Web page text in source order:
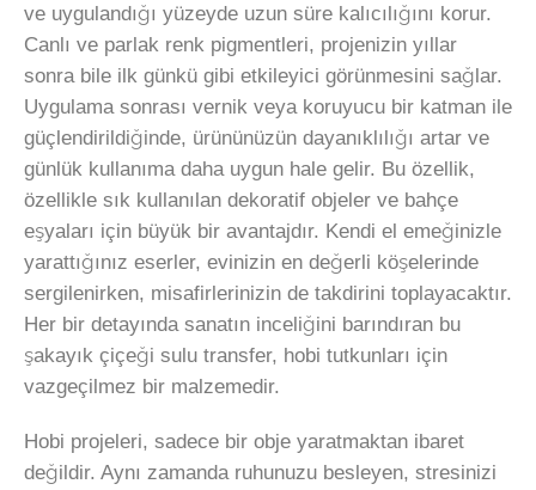
ve uygulandığı yüzeyde uzun süre kalıcılığını korur.
Canlı ve parlak renk pigmentleri, projenizin yıllar
sonra bile ilk günkü gibi etkileyici görünmesini sağlar.
Uygulama sonrası vernik veya koruyucu bir katman ile
güçlendirildiğinde, ürününüzün dayanıklılığı artar ve
günlük kullanıma daha uygun hale gelir. Bu özellik,
özellikle sık kullanılan dekoratif objeler ve bahçe
eşyaları için büyük bir avantajdır. Kendi el emeğinizle
yarattığınız eserler, evinizin en değerli köşelerinde
sergilenirken, misafirlerinizin de takdirini toplayacaktır.
Her bir detayında sanatın inceliğini barındıran bu
şakayık çiçeği sulu transfer, hobi tutkunları için
vazgeçilmez bir malzemedir.
Hobi projeleri, sadece bir obje yaratmaktan ibaret
değildir. Aynı zamanda ruhunuzu besleyen, stresinizi